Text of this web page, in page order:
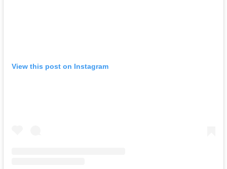
View this post on Instagram